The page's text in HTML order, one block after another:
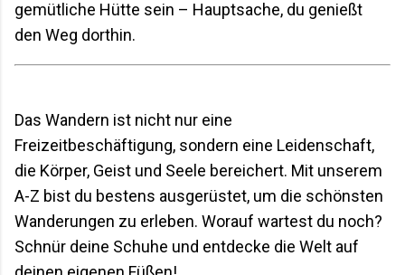
gemütliche Hütte sein – Hauptsache, du genießt
den Weg dorthin.
Das Wandern ist nicht nur eine
Freizeitbeschäftigung, sondern eine Leidenschaft,
die Körper, Geist und Seele bereichert. Mit unserem
A-Z bist du bestens ausgerüstet, um die schönsten
Wanderungen zu erleben. Worauf wartest du noch?
Schnür deine Schuhe und entdecke die Welt auf